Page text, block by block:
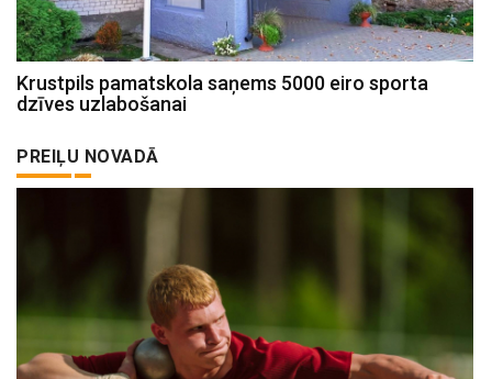
Krustpils pamatskola saņems 5000 eiro sporta
dzīves uzlabošanai
PREIĻU NOVADĀ